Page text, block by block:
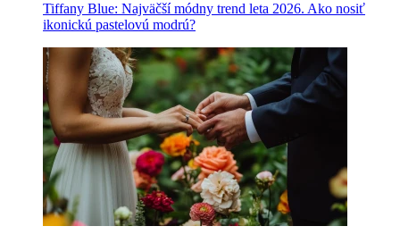
Tiffany Blue: Najväčší módny trend leta 2026. Ako nosiť
ikonickú pastelovú modrú?